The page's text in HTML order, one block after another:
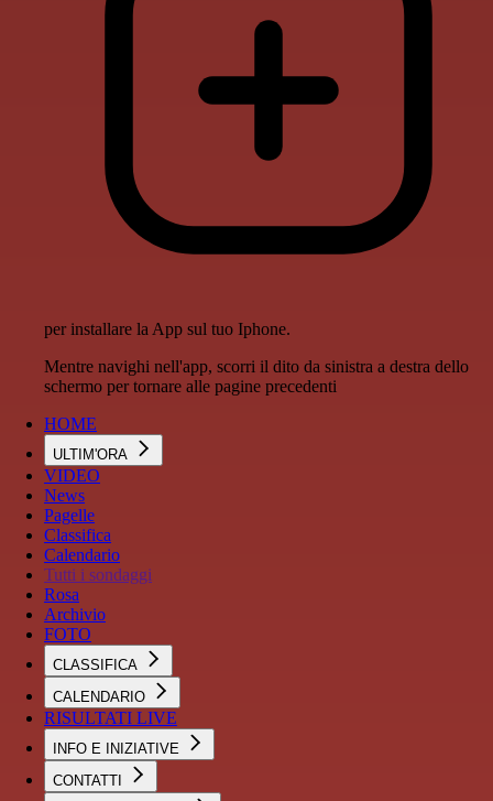
per installare la App sul tuo Iphone.
Mentre navighi nell'app, scorri il dito da sinistra a destra dello
schermo per tornare alle pagine precedenti
HOME
ULTIM'ORA
VIDEO
News
Pagelle
Classifica
Calendario
Tutti i sondaggi
Rosa
Archivio
FOTO
CLASSIFICA
CALENDARIO
RISULTATI LIVE
INFO E INIZIATIVE
CONTATTI